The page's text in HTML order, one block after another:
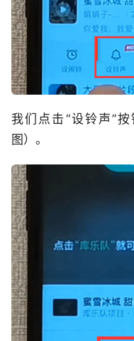
我们点击“设铃声”
图）。